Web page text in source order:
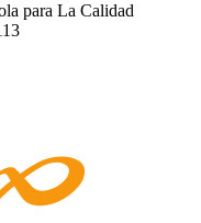
para La Calidad